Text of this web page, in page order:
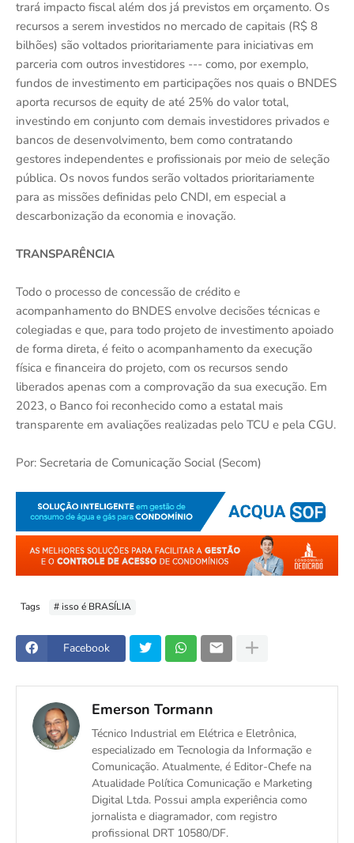
trará impacto fiscal além dos já previstos em orçamento. Os
recursos a serem investidos no mercado de capitais (R$ 8
bilhões) são voltados prioritariamente para iniciativas em
parceria com outros investidores --- como, por exemplo,
fundos de investimento em participações nos quais o BNDES
aporta recursos de equity de até 25% do valor total,
investindo em conjunto com demais investidores privados e
bancos de desenvolvimento, bem como contratando
gestores independentes e profissionais por meio de seleção
pública. Os novos fundos serão voltados prioritariamente
para as missões definidas pelo CNDI, em especial a
descarbonização da economia e inovação.
TRANSPARÊNCIA
Todo o processo de concessão de crédito e
acompanhamento do BNDES envolve decisões técnicas e
colegiadas e que, para todo projeto de investimento apoiado
de forma direta, é feito o acompanhamento da execução
física e financeira do projeto, com os recursos sendo
liberados apenas com a comprovação da sua execução. Em
2023, o Banco foi reconhecido como a estatal mais
transparente em avaliações realizadas pelo TCU e pela CGU.
Por: Secretaria de Comunicação Social (Secom)
Tags # isso é BRASÍLIA
Facebook
Emerson Tormann
Técnico Industrial em Elétrica e Eletrônica,
especializado em Tecnologia da Informação e
Comunicação. Atualmente, é Editor-Chefe na
Atualidade Política Comunicação e Marketing
Digital Ltda. Possui ampla experiência como
jornalista e diagramador, com registro
profissional DRT 10580/DF.